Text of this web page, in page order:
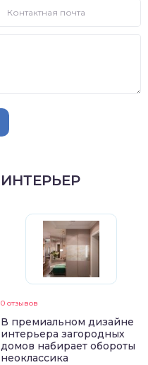
ИНТЕРЬЕР
0 отзывов
В премиальном дизайне
интерьера загородных
домов набирает обороты
неоклассика